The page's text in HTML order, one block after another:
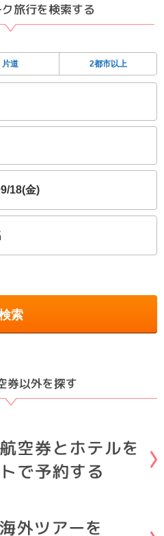
旅行を検索する
片道 2都市以上
18(金)
索
券以外を探す